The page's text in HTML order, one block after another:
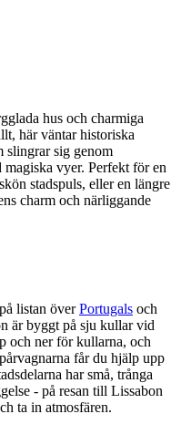
hus och charmiga
här väntar historiska
slingrar sig genom
magiska vyer. Perfekt för en
stadspuls, eller en längre
charm och närliggande
listan överPortugals och
är byggt på sju kullar vid
och ner för kullarna, och
får du hjälp upp
har små, trånga
- på resan till Lissabon
ta in atmosfären.